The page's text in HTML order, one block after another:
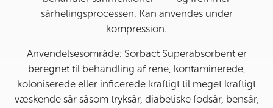
sårhelingsprocessen. Kan anvendes under
kompression.
Anvendelsesområde: Sorbact Superabsorbent er
beregnet til behandling af rene, kontaminerede,
koloniserede eller inficerede kraftigt til meget kraftigt
væskende sår såsom tryksår, diabetiske fodsår, bensår,